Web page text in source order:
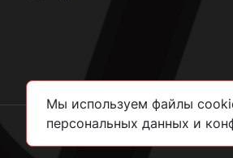
Мы используем файлы
персональных данных и